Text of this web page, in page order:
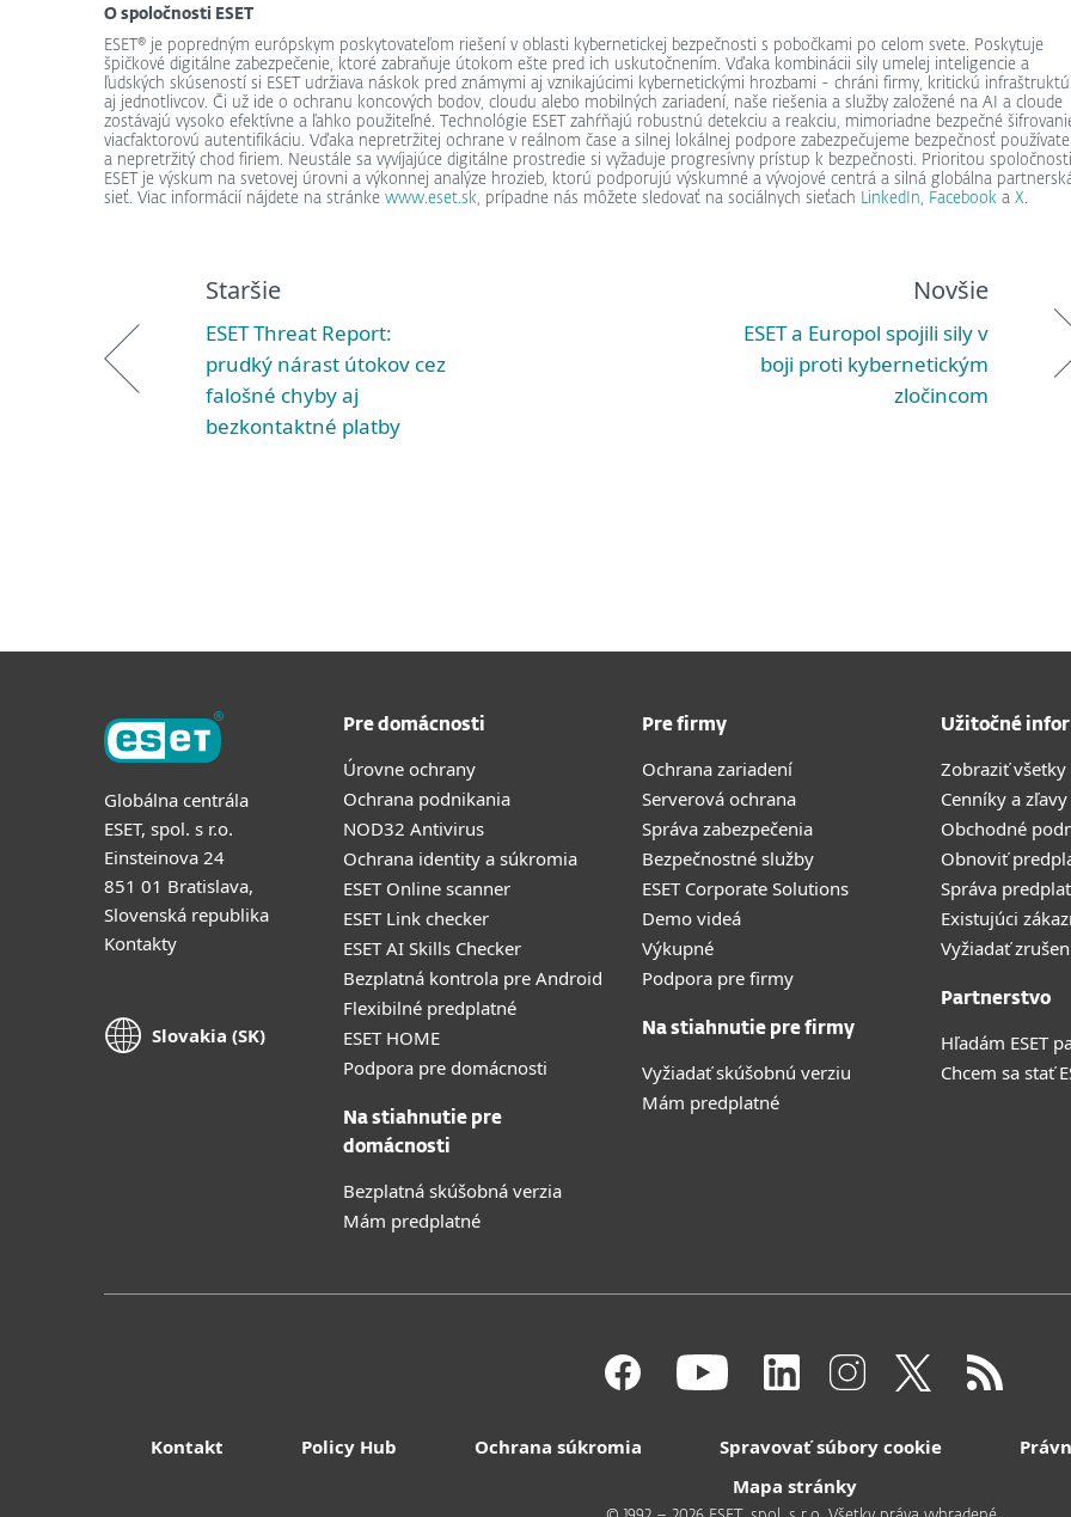
O spoločnosti ESET
ESET® je popredným európskym poskytovateľom riešení v oblasti kybernetickej bezpečnosti s pobočkami po celom svete. Poskytuje
špičkové digitálne zabezpečenie, ktoré zabraňuje útokom ešte pred ich uskutočnením. Vďaka kombinácii sily umelej inteligencie a
ľudských skúseností si ESET udržiava náskok pred známymi aj vznikajúcimi kybernetickými hrozbami - chráni firmy, kritickú
aj jednotlivcov. Či už ide o ochranu koncových bodov, cloudu alebo mobilných zariadení, naše riešenia a služby založené na AI a cloude
zostávajú vysoko efektívne a ľahko použiteľné. Technológie ESET zahŕňajú robustnú detekciu a reakciu, mimoriadne bezpečné
viacfaktorovú autentifikáciu. Vďaka nepretržitej ochrane v reálnom čase a silnej lokálnej podpore zabezpečujeme bezpečnosť
a nepretržitý chod firiem. Neustále sa vyvíjajúce digitálne prostredie si vyžaduje progresívny prístup k bezpečnosti. Prioritou spoločnosti
ESET je výskum na svetovej úrovni a výkonnej analýze hrozieb, ktorú podporujú výskumné a vývojové centrá a silná globálna
sieť. Viac informácií nájdete na stránke www.eset.sk, prípadne nás môžete sledovať na sociálnych sieťach LinkedIn, Facebook a X.
Staršie
ESET Threat Report:
prudký nárast útokov cez
falošné chyby aj
bezkontaktné platby
Novšie
ESET a Europol spojili sily v
boji proti kybernetickým
zločincom
Globálna centrála
ESET, spol. s r.o.
Einsteinova 24
851 01 Bratislava,
Slovenská republika
Kontakty
Slovakia (SK)
Pre domácnosti
Úrovne ochrany
Ochrana podnikania
NOD32 Antivirus
Ochrana identity a súkromia
ESET Online scanner
ESET Link checker
ESET AI Skills Checker
Bezplatná kontrola pre Android
Flexibilné predplatné
ESET HOME
Podpora pre domácnosti
Na stiahnutie pre
domácnosti
Bezplatná skúšobná verzia
Mám predplatné
Pre firmy
Ochrana zariadení
Serverová ochrana
Správa zabezpečenia
Bezpečnostné služby
ESET Corporate Solutions
Demo videá
Výkupné
Podpora pre firmy
Na stiahnutie pre firmy
Vyžiadať skúšobnú verziu
Mám predplatné
Užitočné
Zobraziť
Cenníky a zľavy
Obchodné
Obnoviť
Správa
Existujúci
Vyžiadať
Partnerstvo
Hľadám ESET
Chcem sa stať
Kontakt Policy Hub Ochrana súkromia Spravovať súbory cookie
Mapa stránky